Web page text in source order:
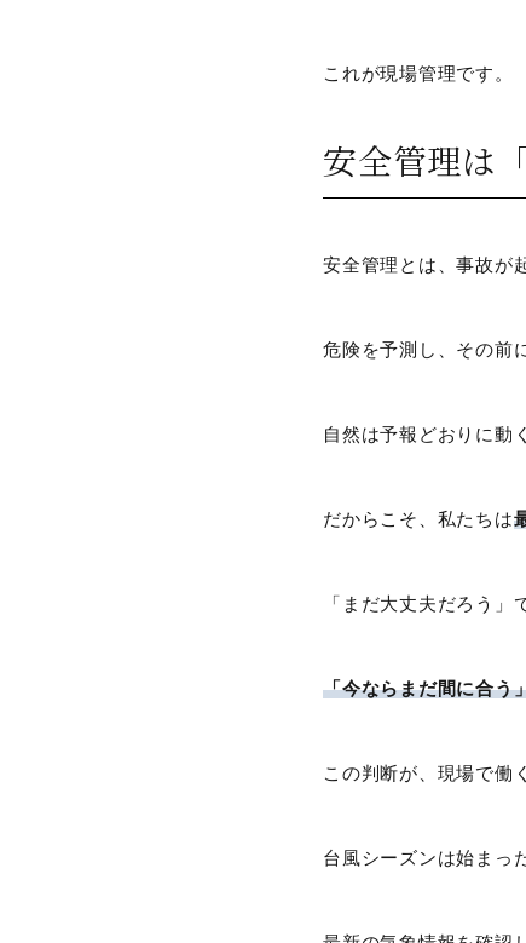
これが現場管理です。
安全管理は
安全管理とは、事故が
危険を予測し、その前
自然は予報どおりに動
だからこそ、私たちは
「まだ大丈夫だろう」
「今ならまだ間に合う
この判断が、現場で働
台風シーズンは始まっ